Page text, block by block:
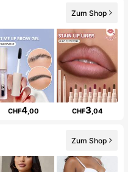
Zum Shop
CHF4,00 CHF3,04
Zum Shop